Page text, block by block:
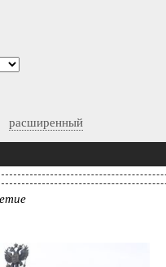
расширенный